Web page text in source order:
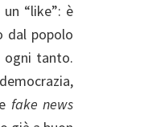
“like”: è
dal popolo
ogni tanto.
fake news